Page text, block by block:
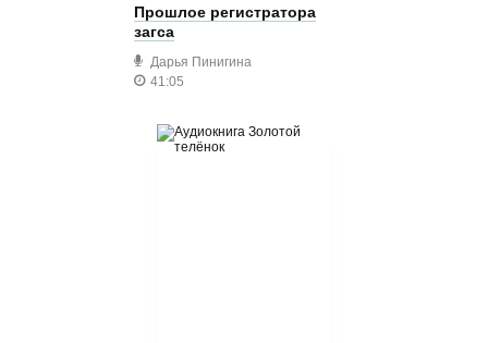
Прошлое регистратора
загса
Дарья Пинигина
41:05